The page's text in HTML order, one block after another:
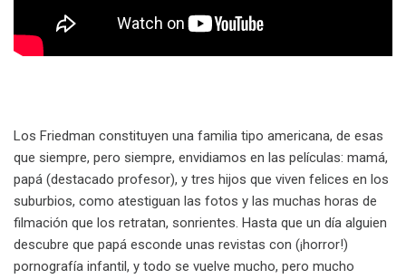
Los Friedman constituyen una familia tipo americana, de esas
que siempre, pero siempre, envidiamos en las películas: mamá,
papá (destacado profesor), y tres hijos que viven felices en los
suburbios, como atestiguan las fotos y las muchas horas de
filmación que los retratan, sonrientes. Hasta que un día alguien
descubre que papá esconde unas revistas con (¡horror!)
pornografía infantil, y todo se vuelve mucho, pero mucho